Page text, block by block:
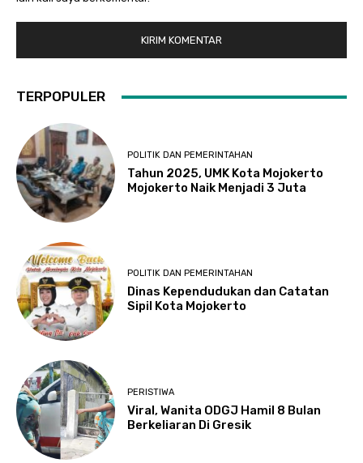
TERPOPULER
POLITIK DAN PEMERINTAHAN
Tahun 2025, UMK Kota Mojokerto
Mojokerto Naik Menjadi 3 Juta
POLITIK DAN PEMERINTAHAN
Dinas Kependudukan dan Catatan
Sipil Kota Mojokerto
PERISTIWA
Viral, Wanita ODGJ Hamil 8 Bulan
Berkeliaran Di Gresik